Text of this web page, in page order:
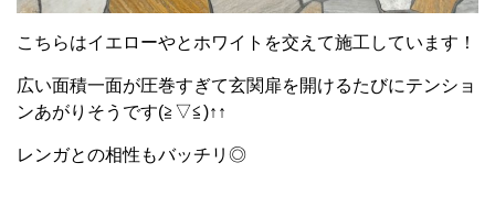
こちらはイエローやとホワイトを交えて施工しています！
広い面積一面が圧巻すぎて玄関扉を開けるたびにテンショ
ンあがりそうです(≧▽≦)↑↑
レンガとの相性もバッチリ◎